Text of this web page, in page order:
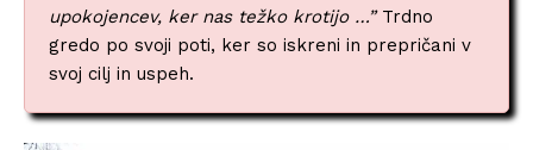
upokojencev, ker nas težko krotijo …”Trdno
gredo po svoji poti, ker so iskreni in prepričani v
svoj cilj in uspeh.